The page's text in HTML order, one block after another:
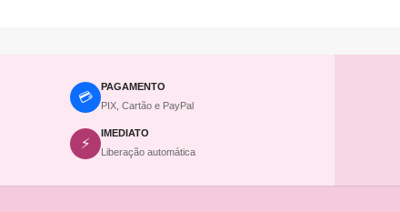
💳
PAGAMENTO
PIX, Cartão e PayPal
⚡
IMEDIATO
Liberação automática